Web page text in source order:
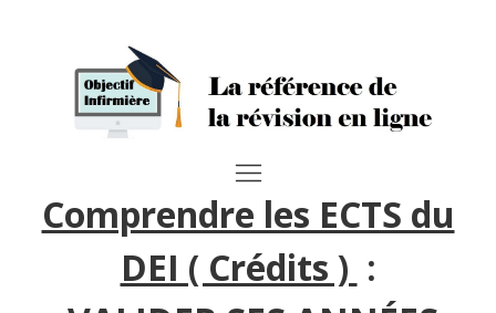
Comprendre les ECTS du
DEI ( Crédits ) :